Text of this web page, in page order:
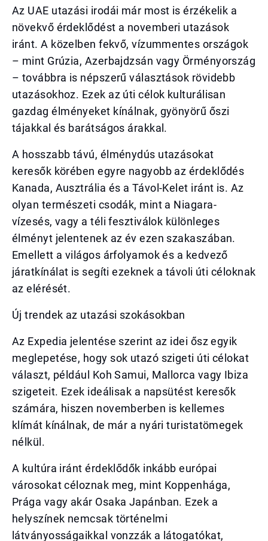
Az UAE utazási irodái már most is érzékelik a
növekvő érdeklődést a novemberi utazások
iránt. A közelben fekvő, vízummentes országok
– mint Grúzia, Azerbajdzsán vagy Örményország
– továbbra is népszerű választások rövidebb
utazásokhoz. Ezek az úti célok kulturálisan
gazdag élményeket kínálnak, gyönyörű őszi
tájakkal és barátságos árakkal.
A hosszabb távú, élménydús utazásokat
keresők körében egyre nagyobb az érdeklődés
Kanada, Ausztrália és a Távol-Kelet iránt is. Az
olyan természeti csodák, mint a Niagara-
vízesés, vagy a téli fesztiválok különleges
élményt jelentenek az év ezen szakaszában.
Emellett a világos árfolyamok és a kedvező
járatkínálat is segíti ezeknek a távoli úti céloknak
az elérését.
Új trendek az utazási szokásokban
Az Expedia jelentése szerint az idei ősz egyik
meglepetése, hogy sok utazó szigeti úti célokat
választ, például Koh Samui, Mallorca vagy Ibiza
szigeteit. Ezek ideálisak a napsütést keresők
számára, hiszen novemberben is kellemes
klímát kínálnak, de már a nyári turistatömegek
nélkül.
A kultúra iránt érdeklődők inkább európai
városokat céloznak meg, mint Koppenhága,
Prága vagy akár Osaka Japánban. Ezek a
helyszínek nemcsak történelmi
látványosságaikkal vonzzák a látogatókat,